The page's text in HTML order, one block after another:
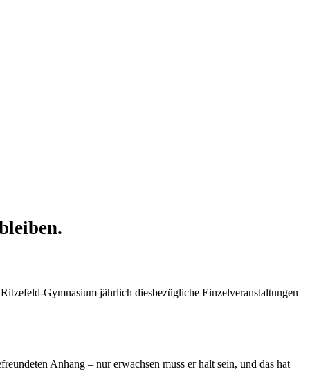
Gymnasium jährlich diesbezügliche Einzelveranstaltungen
Anhang – nur erwachsen muss er halt sein, und das hat